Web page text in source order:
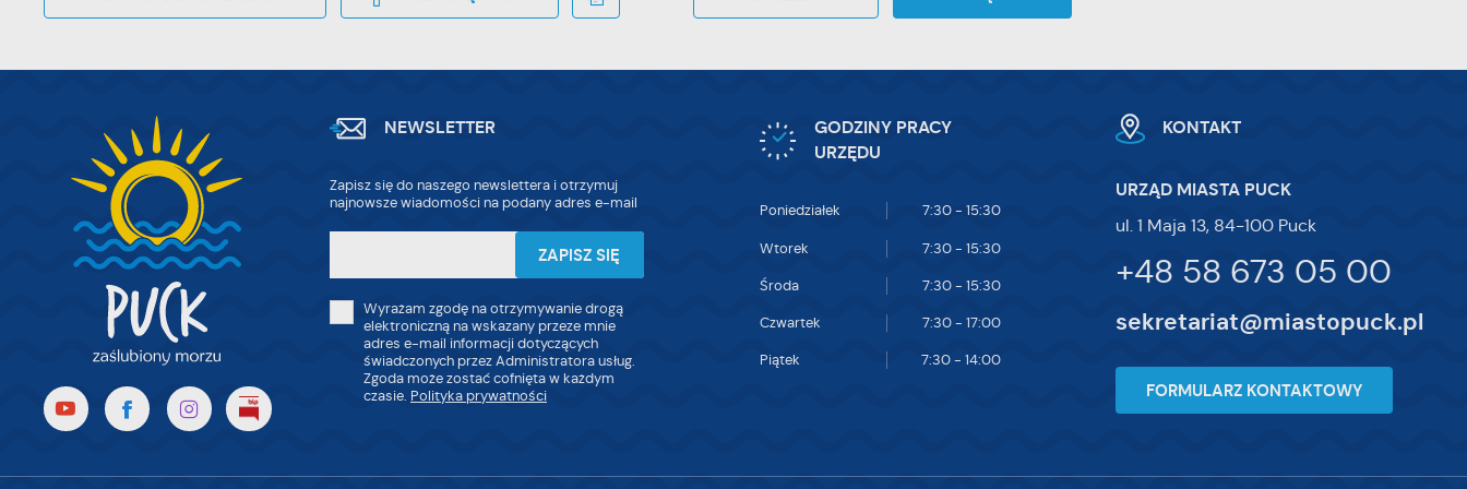
NEWSLETTER
Zapisz się do naszego newslettera i otrzymuj
najnowsze wiadomości na podany adres e-mail
Wyrażam zgodę na otrzymywanie drogą
elektroniczną na wskazany przeze mnie
adres e-mail informacji dotyczących
świadczonych przez Administratora usług.
Zgoda może zostać cofnięta w każdym
czasie. Polityka prywatności
GODZINY PRACY
URZĘDU
Poniedziałek 7:30 - 15:30
Wtorek 7:30 - 15:30
Środa 7:30 - 15:30
Czwartek 7:30 - 17:00
Piątek 7:30 - 14:00
KONTAKT
URZĄD MIASTA PUCK
ul. 1 Maja 13, 84-100 Puck
+48 58 673 05 00
sekretariat@miastopuck.pl
FORMULARZ KONTAKTOWY